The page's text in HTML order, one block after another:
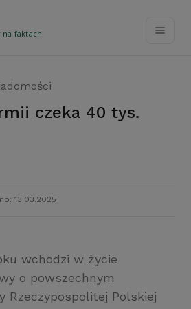
na faktach
13.03.2025
wchodzi w życie
o powszechnym
Rzeczypospolitej Polskiej